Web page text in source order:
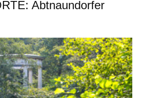
Abtnaundorfer